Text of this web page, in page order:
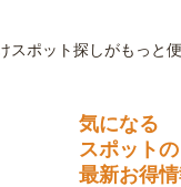
気になる
スポットの
最新お得